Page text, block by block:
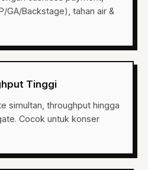
GA/Backstage), tahan air &
Tinggi
simultan, throughput hingga
Cocok untuk konser